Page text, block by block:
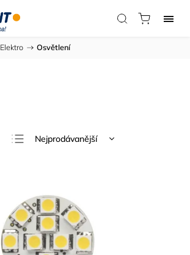
Elektro / Osvětlení
Nejprodávanější
Abecedně